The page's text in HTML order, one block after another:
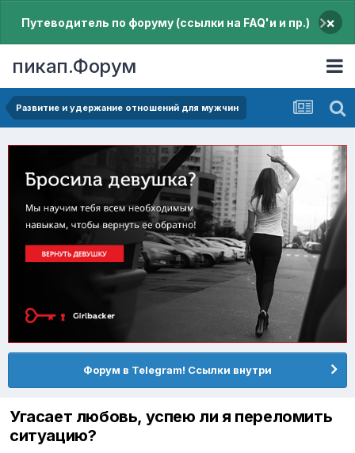
Путеводитель по форуму (ссылки на FAQ'и и пр.) ×
пикап.Форум
Pазвитие и удержание отношений для мужчин
Форум в Telegram! Ссылки внутри
Угасает любовь, успею ли я переломить
ситуацию?